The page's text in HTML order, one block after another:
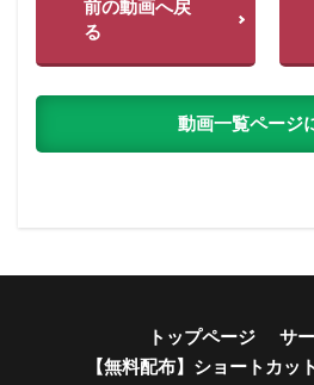
前の動画へ戻
る
動画一覧ページ
トップページ
サ
【無料配布】ショートカッ